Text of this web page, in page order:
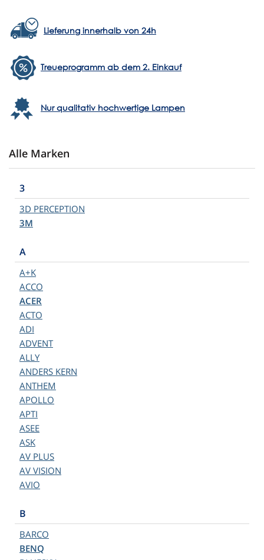
Lieferung innerhalb von 24h
Treueprogramm ab dem 2. Einkauf
Nur qualitativ hochwertige Lampen
Alle Marken
3
3D PERCEPTION
3M
A
A+K
ACCO
ACER
ACTO
ADI
ADVENT
ALLY
ANDERS KERN
ANTHEM
APOLLO
APTI
ASEE
ASK
AV PLUS
AV VISION
AVIO
B
BARCO
BENQ